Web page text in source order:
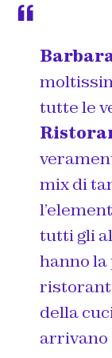
tutte le
mix di
tutti gli
hanno
della
arrivano